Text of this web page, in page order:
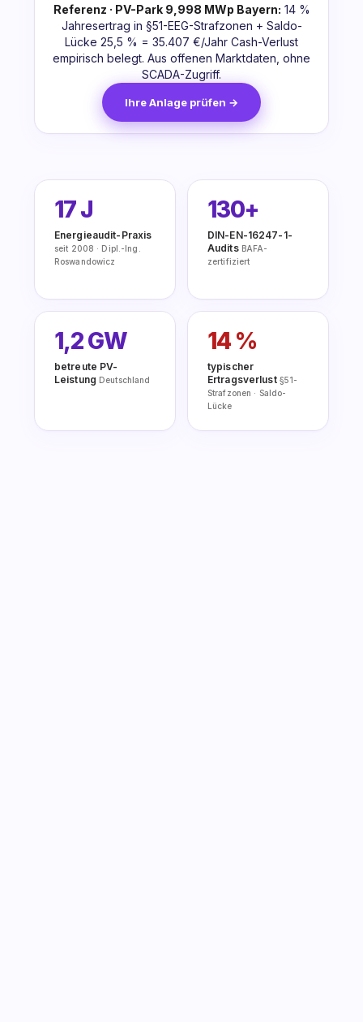
Referenz · PV-Park 9,998 MWp Bayern: 14 %
Jahresertrag in §51-EEG-Strafzonen + Saldo-
Lücke 25,5 % = 35.407 €/Jahr Cash-Verlust
empirisch belegt. Aus offenen Marktdaten, ohne
SCADA-Zugriff.
Ihre Anlage prüfen →
17 J
Energieaudit-Praxis
seit 2008 · Dipl.-Ing.
Roswandowicz
130+
DIN-EN-16247-1-
Audits BAFA-
zertifiziert
1,2 GW
betreute PV-
Leistung Deutschland
14 %
typischer
Ertragsverlust §51-
Strafzonen · Saldo-
Lücke